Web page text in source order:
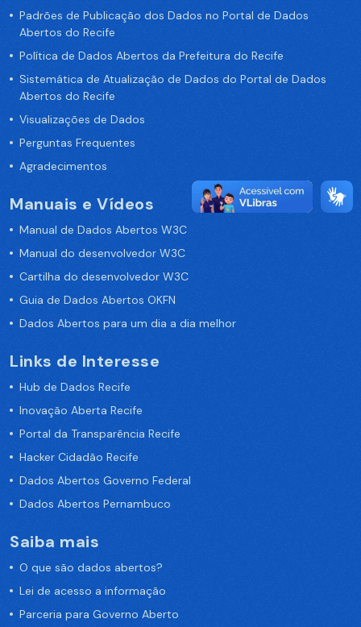
Padrões de Publicação dos Dados no Portal de Dados
Abertos do Recife
Política de Dados Abertos da Prefeitura do Recife
Sistemática de Atualização de Dados do Portal de Dados
Abertos do Recife
Visualizações de Dados
Perguntas Frequentes
Agradecimentos
Manuais e Vídeos
Manual de Dados Abertos W3C
Manual do desenvolvedor W3C
Cartilha do desenvolvedor W3C
Guia de Dados Abertos OKFN
Dados Abertos para um dia a dia melhor
Links de Interesse
Hub de Dados Recife
Inovação Aberta Recife
Portal da Transparência Recife
Hacker Cidadão Recife
Dados Abertos Governo Federal
Dados Abertos Pernambuco
Saiba mais
O que são dados abertos?
Lei de acesso a informação
Parceria para Governo Aberto